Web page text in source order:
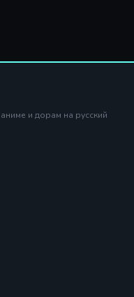
и дорам на русский